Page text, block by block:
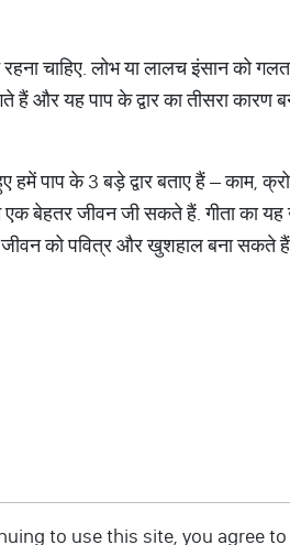
चाहिए. लोभ या लालच इंसान को
और यह पाप के द्वार का तीसरा कारण
हमें पाप के 3 बड़े द्वार बताए हैं – काम,
बेहतर जीवन जी सकते हैं. गीता का
को पवित्र और खुशहाल बना सकते
to use this site, you agree